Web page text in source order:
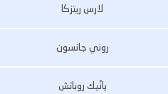
لارس ريتزكا
روني جانسون
يانّيك روباتش